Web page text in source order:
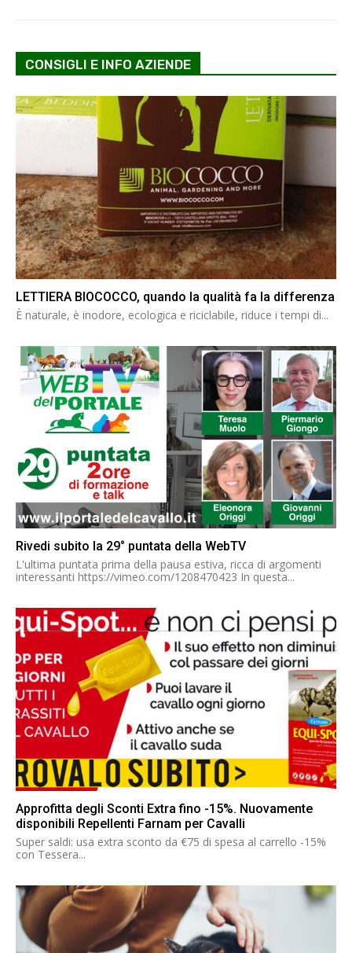
CONSIGLI E INFO AZIENDE
LETTIERA BIOCOCCO, quando la qualità fa la differenza
È naturale, è inodore, ecologica e riciclabile, riduce i tempi di...
Rivedi subito la 29° puntata della WebTV
L'ultima puntata prima della pausa estiva, ricca di argomenti
interessanti https://vimeo.com/1208470423 In questa...
Approfitta degli Sconti Extra fino -15%. Nuovamente
disponibili Repellenti Farnam per Cavalli
Super saldi: usa extra sconto da €75 di spesa al carrello -15%
con Tessera...